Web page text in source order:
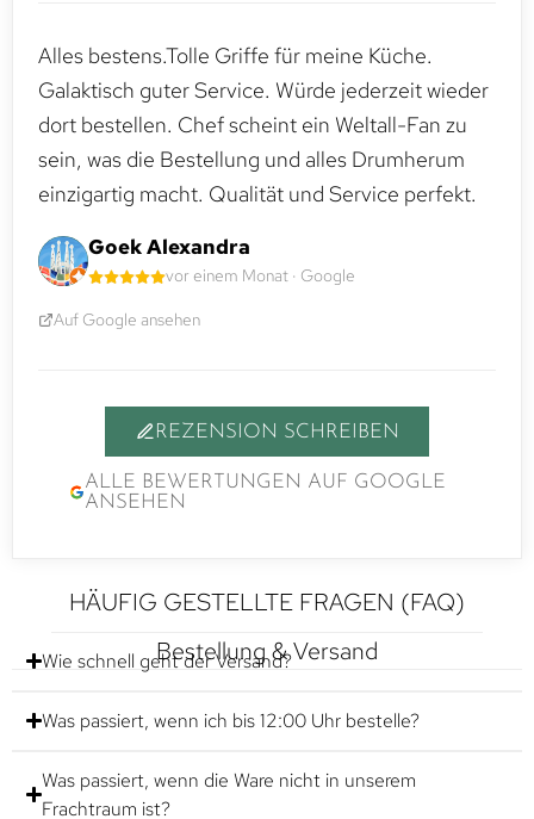
Alles bestens.Tolle Griffe für meine Küche.
Galaktisch guter Service. Würde jederzeit wieder
dort bestellen. Chef scheint ein Weltall-Fan zu
sein, was die Bestellung und alles Drumherum
einzigartig macht. Qualität und Service perfekt.
Goek Alexandra
vor einem Monat · Google
Auf Google ansehen
REZENSION SCHREIBEN
ALLE BEWERTUNGEN AUF GOOGLE
ANSEHEN
HÄUFIG GESTELLTE FRAGEN (FAQ)
Bestellung & Versand
Wie schnell geht der Versand?
Was passiert, wenn ich bis 12:00 Uhr bestelle?
Was passiert, wenn die Ware nicht in unserem
Frachtraum ist?